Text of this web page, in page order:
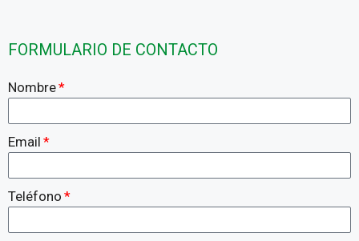
FORMULARIO DE CONTACTO
Nombre
Email
Teléfono